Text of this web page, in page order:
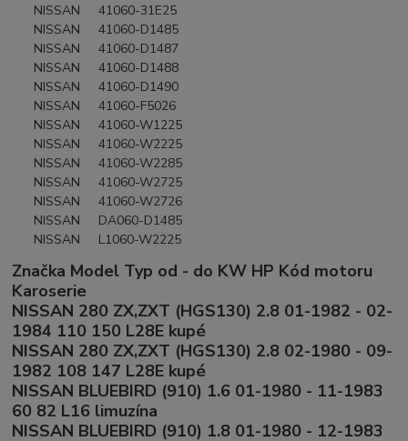
NISSAN 41060-31E25
NISSAN 41060-D1485
NISSAN 41060-D1487
NISSAN 41060-D1488
NISSAN 41060-D1490
NISSAN 41060-F5026
NISSAN 41060-W1225
NISSAN 41060-W2225
NISSAN 41060-W2285
NISSAN 41060-W2725
NISSAN 41060-W2726
NISSAN DA060-D1485
NISSAN L1060-W2225
Značka Model Typ od - do KW HP Kód motoru
Karoserie
NISSAN 280 ZX,ZXT (HGS130) 2.8 01-1982 - 02-
1984 110 150 L28E kupé
NISSAN 280 ZX,ZXT (HGS130) 2.8 02-1980 - 09-
1982 108 147 L28E kupé
NISSAN BLUEBIRD (910) 1.6 01-1980 - 11-1983
60 82 L16 limuzína
NISSAN BLUEBIRD (910) 1.8 01-1980 - 12-1983